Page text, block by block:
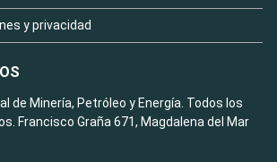
y privacidad
de Minería, Petróleo y Energía. Todos los
Francisco Graña 671, Magdalena del Mar